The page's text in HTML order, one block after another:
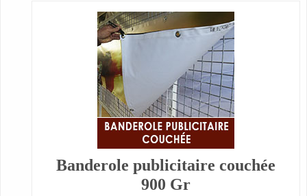
Banderole publicitaire couchée
900 Gr